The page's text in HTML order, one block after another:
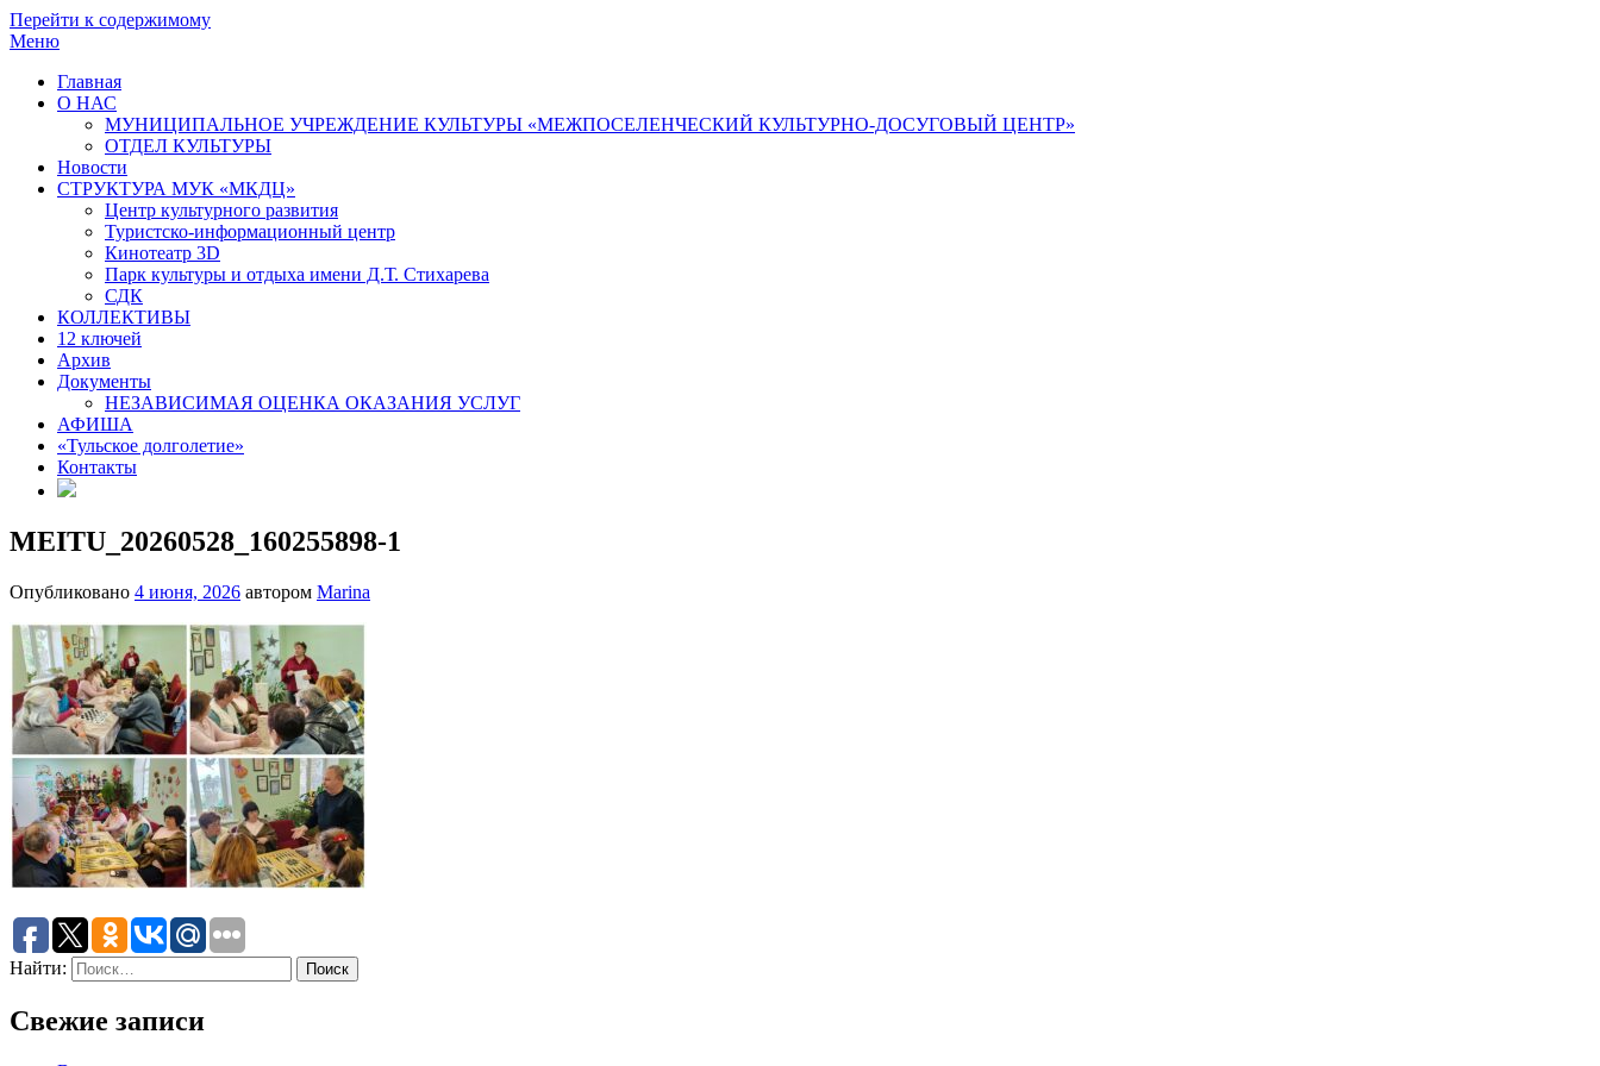
Перейти к содержимому
Меню
Главная
О НАС
МУНИЦИПАЛЬНОЕ УЧРЕЖДЕНИЕ КУЛЬТУРЫ «МЕЖПОСЕЛЕНЧЕСКИЙ КУЛЬТУРНО-ДОСУГОВЫЙ ЦЕНТР»
ОТДЕЛ КУЛЬТУРЫ
Новости
СТРУКТУРА МУК «МКДЦ»
Центр культурного развития
Туристско-информационный центр
Кинотеатр 3D
Парк культуры и отдыха имени Д.Т. Стихарева
СДК
КОЛЛЕКТИВЫ
12 ключей
Архив
Документы
НЕЗАВИСИМАЯ ОЦЕНКА ОКАЗАНИЯ УСЛУГ
АФИША
«Тульское долголетие»
Контакты
MEITU_20260528_160255898-1
Опубликовано 4 июня, 2026 автором Marina
Найти:
Свежие записи